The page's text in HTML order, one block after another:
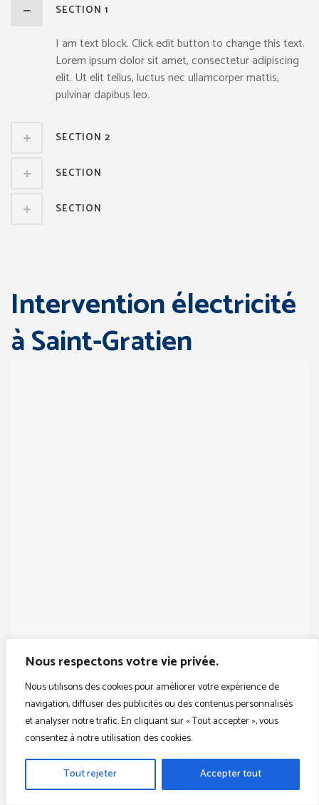
Nous respectons votre vie privée.
Nous utilisons des cookies pour améliorer votre expérience de
navigation, diffuser des publicités ou des contenus personnalisés
et analyser notre trafic. En cliquant sur « Tout accepter », vous
consentez à notre utilisation des cookies.
Tout rejeter Accepter tout
SECTION 1
I am text block. Click edit button to change this text.
Lorem ipsum dolor sit amet, consectetur adipiscing
elit. Ut elit tellus, luctus nec ullamcorper mattis,
pulvinar dapibus leo.
SECTION 2
SECTION
SECTION
Intervention électricité
à Saint-Gratien
Électricien Argenteuil/Électricien Arnouville-lès-Gonesse
Électricien Beauchamp/Électricien Beaumont-sur-Oise
en-Parisis/Électricien Deuil-la-Barre /Électricien Domont
Électricien Eaubonne/Électricien Enghien-les-Bains/